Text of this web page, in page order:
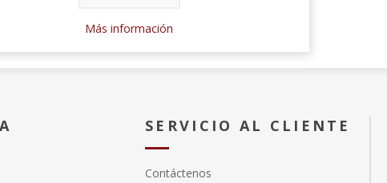
SERVICIO AL CLIENTE
Contáctenos
Más información